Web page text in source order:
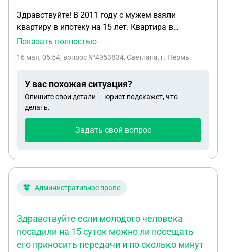
Здравствуйте! В 2011 году с мужем взяли
квартиру в ипотеку на 15 лет. Квартира в
совместной собственности. Двое детей. Был
развелись с мужем. Ипотеку платила я. В этом
по ипотеки банк снял. Но у бывшего мужа много
долгов, на квартиру наложено обременение и
запрет на совершение регистрации. Подскажите,
ситуации? Можно ли выделить долю на себя и
Показать полностью
16 мая, 05:54, вопрос №4953834, Светлана, г. Пермь
У вас похожая ситуация?
Опишите свои детали — юрист подскажет, что
делать.
Задать свой вопрос
Административное право
Здравствуйте если молодого человека
посадили на 15 суток можно ли посещать
его приносить передачи и по сколько минут